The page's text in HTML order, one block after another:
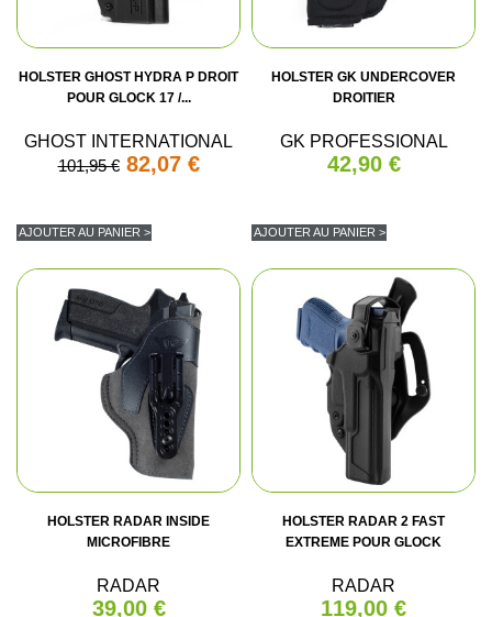
HOLSTER GHOST HYDRA P DROIT
POUR GLOCK 17 /...
GHOST INTERNATIONAL
101,95 € 82,07 €
AJOUTER AU PANIER >
HOLSTER GK UNDERCOVER
DROITIER
GK PROFESSIONAL
42,90 €
AJOUTER AU PANIER >
HOLSTER RADAR INSIDE
MICROFIBRE
RADAR
39,00 €
HOLSTER RADAR 2 FAST
EXTREME POUR GLOCK
RADAR
119,00 €